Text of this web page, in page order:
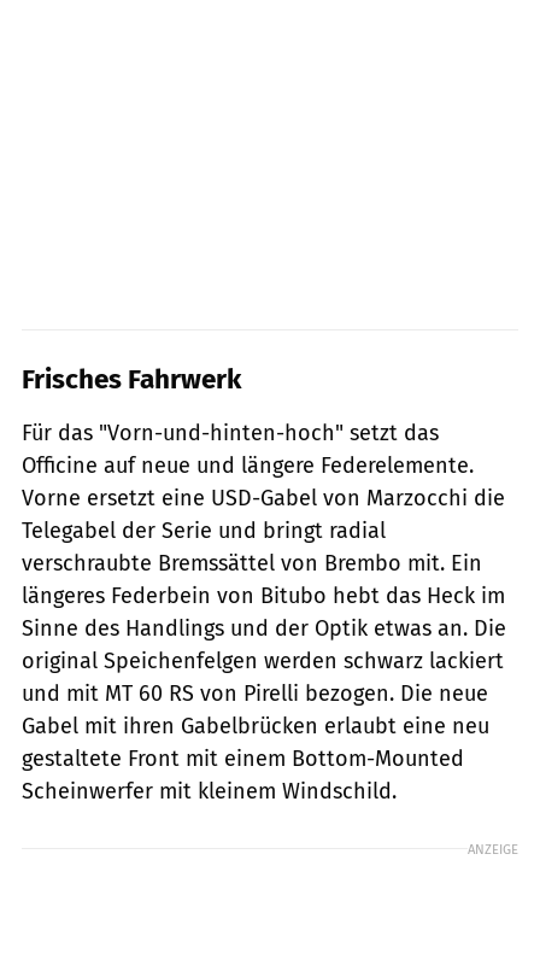
Frisches Fahrwerk
Für das "Vorn-und-hinten-hoch" setzt das
Officine auf neue und längere Federelemente.
Vorne ersetzt eine USD-Gabel von Marzocchi die
Telegabel der Serie und bringt radial
verschraubte Bremssättel von Brembo mit. Ein
längeres Federbein von Bitubo hebt das Heck im
Sinne des Handlings und der Optik etwas an. Die
original Speichenfelgen werden schwarz lackiert
und mit MT 60 RS von Pirelli bezogen. Die neue
Gabel mit ihren Gabelbrücken erlaubt eine neu
gestaltete Front mit einem Bottom-Mounted
Scheinwerfer mit kleinem Windschild.
ANZEIGE